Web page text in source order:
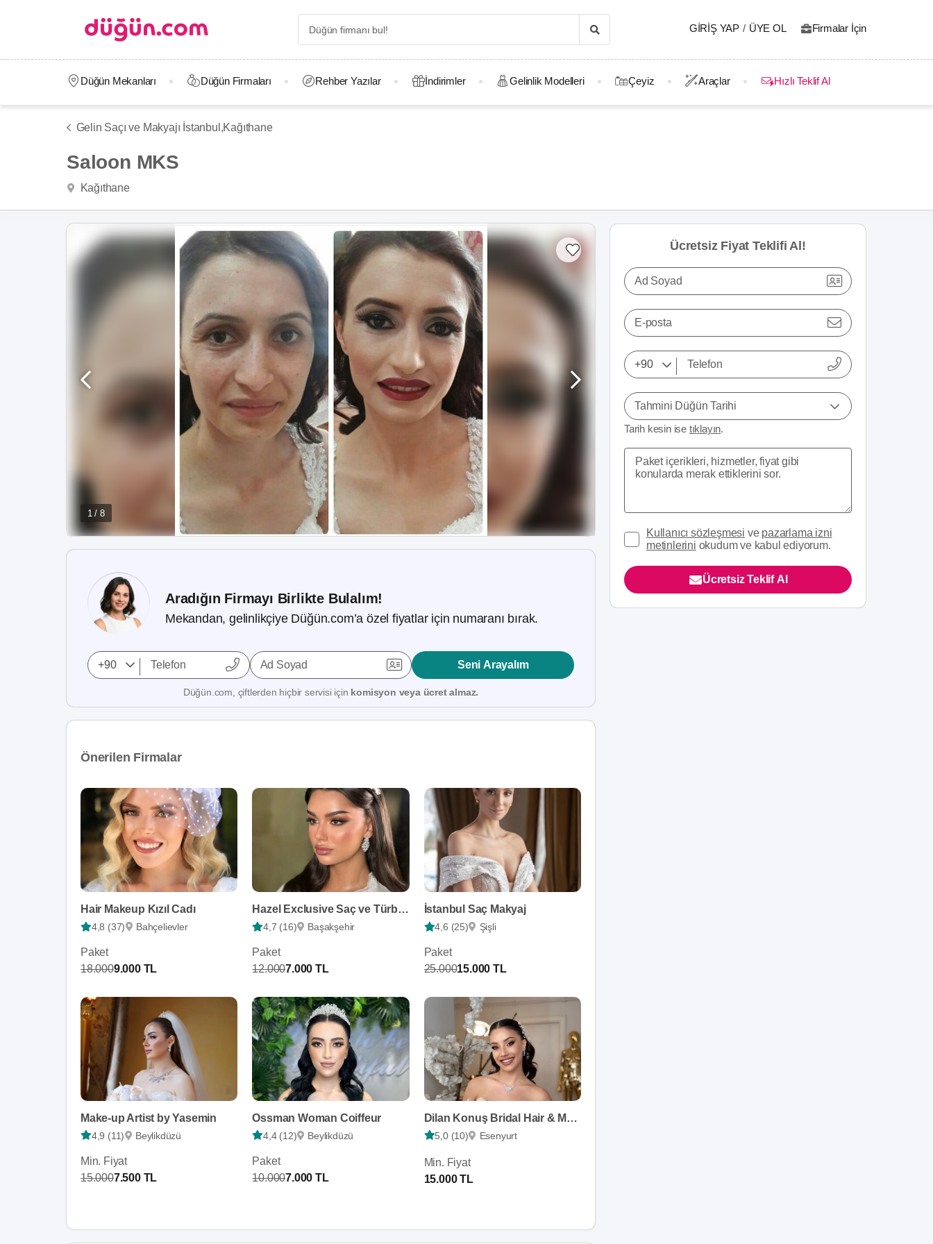
GIRIŞ YAP / ÜYE OL Firmalar İçin
Düğün Mekanları Düğün Firmaları Rehber Yazılar İndirimler Gelinlik Modelleri Çeyiz Araçlar Hızlı Teklif Al
Gelin Saçı ve Makyajı İstanbul,Kağıthane
Saloon MKS
Kağıthane
1 / 8
Aradığın Firmayı Birlikte Bulalım!
Mekandan, gelinlikçiye Düğün.com’a özel fiyatlar için numaranı bırak.
Ad Soyad Seni Arayalım
Düğün.com, çiftlerden hiçbir servisi için komisyon veya ücret almaz.
Önerilen Firmalar
Hair Makeup Kızıl Cadı
4,8 (37) Bahçelievler
Paket
18.0009.000 TL
Hazel Exclusive Saç ve Türban Tasarım
4,7 (16) Başakşehir
Paket
12.0007.000 TL
İstanbul Saç Makyaj
4,6 (25) Şişli
Paket
25.00015.000 TL
Make-up Artist by Yasemin
4,9 (11) Beylikdüzü
Min. Fiyat
15.0007.500 TL
Ossman Woman Coiffeur
4,4 (12) Beylikdüzü
Paket
10.0007.000 TL
Dilan Konuş Bridal Hair & Make up Studio
5,0 (10) Esenyurt
Min. Fiyat
15.000 TL
Ücretsiz Fiyat Teklifi Al!
Ad Soyad
E-posta
Tahmini Düğün Tarihi
Tarih kesin ise tıklayın.
Kullanıcı sözleşmesi ve pazarlama izni
metinlerini okudum ve kabul ediyorum.
Ücretsiz Teklif Al